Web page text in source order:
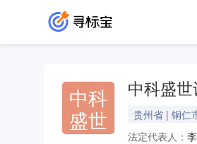
中科
盛世
中科盛世
贵州省 | 铜仁
法定代表人：